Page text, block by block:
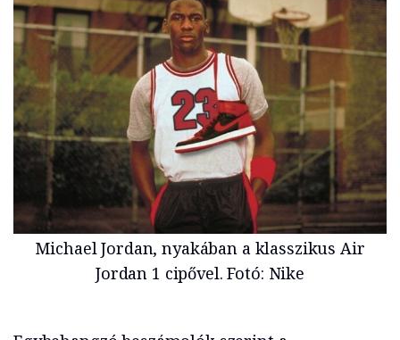
Michael Jordan, nyakában a klasszikus Air
Jordan 1 cipővel. Fotó: Nike